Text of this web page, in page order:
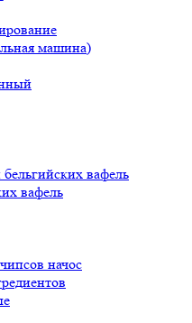
машина)
вафель
вафель
начос